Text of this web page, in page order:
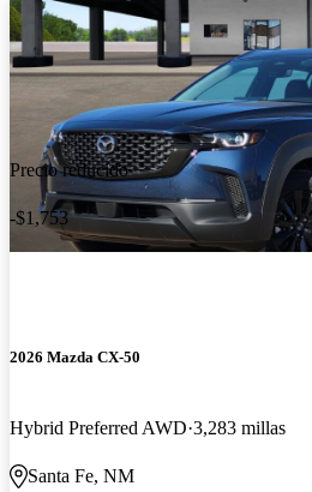
Precio reducido
-$1,753
2026 Mazda CX-50
Hybrid Preferred AWD 3,283 millas
Santa Fe, NM